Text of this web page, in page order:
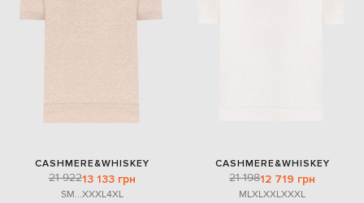
CASHMERE&WHISKEY
21 92213 133 грн
SM...XXXL4XL
CASHMERE&WHISKEY
21 19812 719 грн
MLXLXXLXXXL